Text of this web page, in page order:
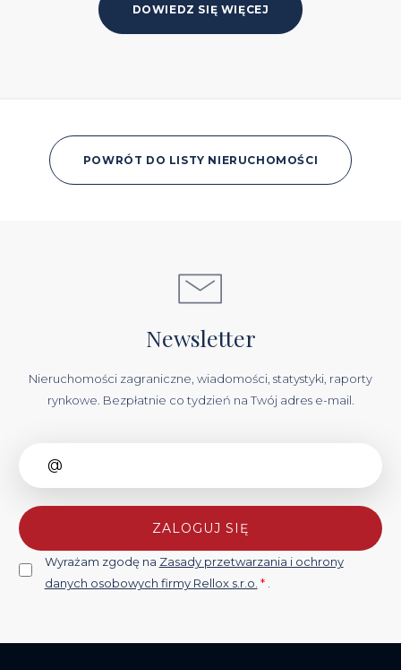
DOWIEDZ SIĘ WIĘCEJ
POWRÓT DO LISTY NIERUCHOMOŚCI
Newsletter
Nieruchomości zagraniczne, wiadomości, statystyki, raporty
rynkowe. Bezpłatnie co tydzień na Twój adres e-mail.
ZALOGUJ SIĘ
Wyrażam zgodę na Zasady przetwarzania i ochrony
danych osobowych firmy Rellox s.r.o. *